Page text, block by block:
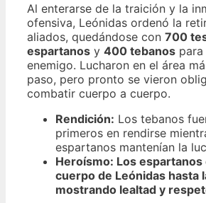
Al enterarse de la traición y la
ofensiva, Leónidas ordenó la
aliados, quedándose con 700
espartanos y 400 tebanos
enemigo. Lucharon en el área
paso, pero pronto se vieron
combatir cuerpo a cuerpo.
Rendición: Los tebanos
primeros en rendirse
espartanos mantenían la
Heroísmo: Los
cuerpo de Leónidas hasta
mostrando lealtad y